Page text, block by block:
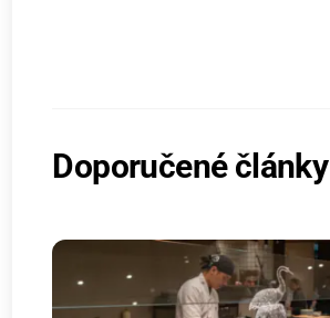
Doporučené články